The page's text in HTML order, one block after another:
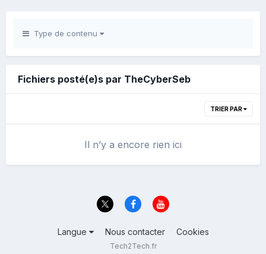
Type de contenu
Fichiers posté(e)s par TheCyberSeb
TRIER PAR
Il n’y a encore rien ici
Langue Nous contacter Cookies
Tech2Tech.fr